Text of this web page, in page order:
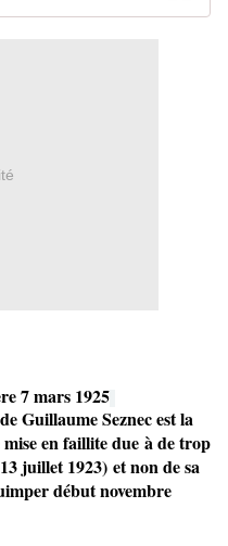
7 mars 1925
Guillaume Seznec est la
en faillite due à de trop
juillet 1923) et non de sa
début novembre